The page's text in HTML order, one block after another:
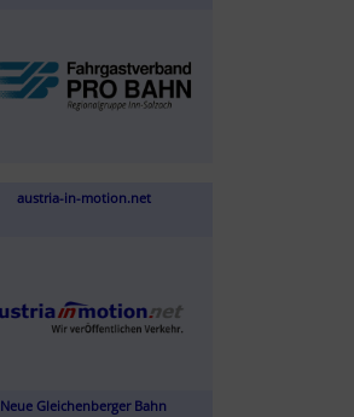
austria-in-motion.net
Neue Gleichenberger Bahn